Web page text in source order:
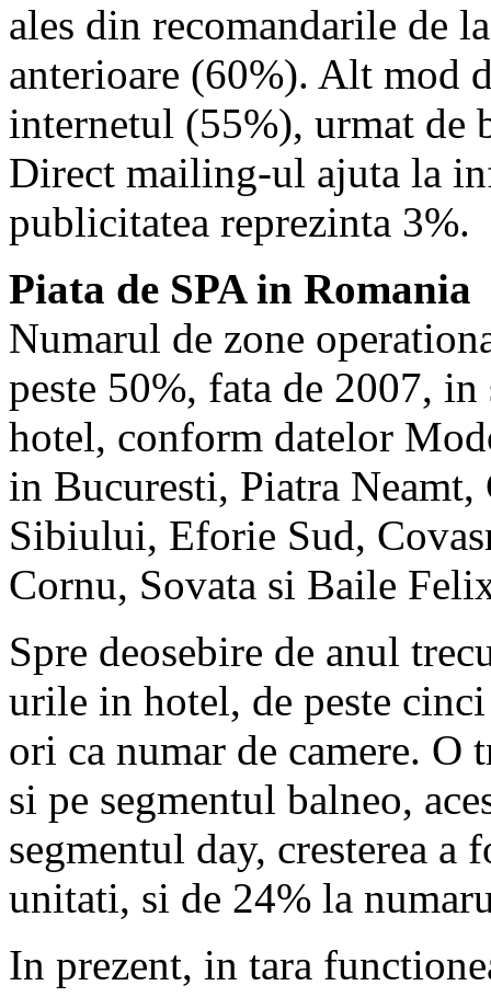
ales din recomandarile de
anterioare (60%). Alt mod
internetul (55%), urmat de
Direct mailing-ul ajuta la
publicitatea reprezinta 3%.
Piata de SPA in Romania
Numarul de zone
peste 50%, fata de 2007,
hotel, conform datelor
in Bucuresti, Piatra
Sibiului, Eforie Sud,
Cornu, Sovata si Baile
Spre deosebire de anul
urile in hotel, de peste
ori ca numar de camere.
si pe segmentul balneo,
segmentul day, cresterea a
unitati, si de 24% la
In prezent, in tara